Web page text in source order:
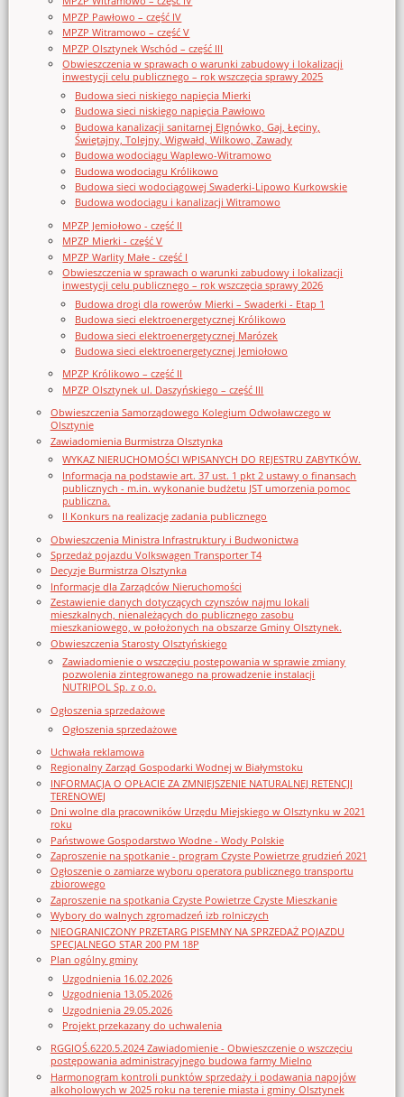
MPZP Pawłowo – część IV
MPZP Witramowo – część V
MPZP Olsztynek Wschód – część III
Obwieszczenia w sprawach o warunki zabudowy i lokalizacji
inwestycji celu publicznego – rok wszczęcia sprawy 2025
Budowa sieci niskiego napięcia Mierki
Budowa sieci niskiego napięcia Pawłowo
Budowa kanalizacji sanitarnej Elgnówko, Gaj, Łęciny,
Świętajny, Tolejny, Wigwałd, Wilkowo, Zawady
Budowa wodociągu Waplewo-Witramowo
Budowa wodociągu Królikowo
Budowa sieci wodociągowej Swaderki-Lipowo Kurkowskie
Budowa wodociągu i kanalizacji Witramowo
MPZP Jemiołowo - część II
MPZP Mierki - część V
MPZP Warlity Małe - część I
Obwieszczenia w sprawach o warunki zabudowy i lokalizacji
inwestycji celu publicznego – rok wszczęcia sprawy 2026
Budowa drogi dla rowerów Mierki – Swaderki - Etap 1
Budowa sieci elektroenergetycznej Królikowo
Budowa sieci elektroenergetycznej Marózek
Budowa sieci elektroenergetycznej Jemiołowo
MPZP Królikowo – część II
MPZP Olsztynek ul. Daszyńskiego – część III
Obwieszczenia Samorządowego Kolegium Odwoławczego w
Olsztynie
Zawiadomienia Burmistrza Olsztynka
WYKAZ NIERUCHOMOŚCI WPISANYCH DO REJESTRU ZABYTKÓW.
Informacja na podstawie art. 37 ust. 1 pkt 2 ustawy o finansach
publicznych - m.in. wykonanie budżetu JST umorzenia pomoc
publiczna.
II Konkurs na realizację zadania publicznego
Obwieszczenia Ministra Infrastruktury i Budwonictwa
Sprzedaż pojazdu Volkswagen Transporter T4
Decyzje Burmistrza Olsztynka
Informacje dla Zarządców Nieruchomości
Zestawienie danych dotyczących czynszów najmu lokali
mieszkalnych, nienależących do publicznego zasobu
mieszkaniowego, w położonych na obszarze Gminy Olsztynek.
Obwieszczenia Starosty Olsztyńskiego
Zawiadomienie o wszczęciu postępowania w sprawie zmiany
pozwolenia zintegrowanego na prowadzenie instalacji
NUTRIPOL Sp. z o.o.
Ogłoszenia sprzedażowe
Ogłoszenia sprzedażowe
Uchwała reklamowa
Regionalny Zarząd Gospodarki Wodnej w Białymstoku
INFORMACJA O OPŁACIE ZA ZMNIEJSZENIE NATURALNEJ RETENCJI
TERENOWEJ
Dni wolne dla pracowników Urzędu Miejskiego w Olsztynku w 2021
roku
Państwowe Gospodarstwo Wodne - Wody Polskie
Zaproszenie na spotkanie - program Czyste Powietrze grudzień 2021
Ogłoszenie o zamiarze wyboru operatora publicznego transportu
zbiorowego
Zaproszenie na spotkania Czyste Powietrze Czyste Mieszkanie
Wybory do walnych zgromadzeń izb rolniczych
NIEOGRANICZONY PRZETARG PISEMNY NA SPRZEDAŻ POJAZDU
SPECJALNEGO STAR 200 PM 18P
Plan ogólny gminy
Uzgodnienia 16.02.2026
Uzgodnienia 13.05.2026
Uzgodnienia 29.05.2026
Projekt przekazany do uchwalenia
RGGIOŚ.6220.5.2024 Zawiadomienie - Obwieszczenie o wszczęciu
postępowania administracyjnego budowa farmy Mielno
Harmonogram kontroli punktów sprzedaży i podawania napojów
alkoholowych w 2025 roku na terenie miasta i gminy Olsztynek